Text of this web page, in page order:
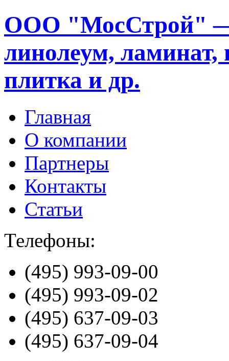
ООО "МосСтрой" —
линолеум, ламинат,
плитка и др.
Главная
О компании
Партнеры
Контакты
Статьи
Телефоны:
(495) 993-09-00
(495) 993-09-02
(495) 637-09-03
(495) 637-09-04